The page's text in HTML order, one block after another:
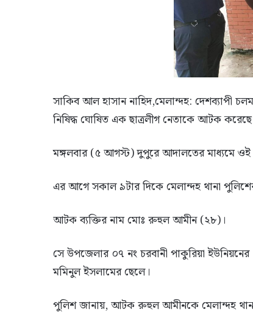
সাকিব আল হাসান নাহিদ,মেলান্দহ: দেশব্যাপী
নিষিদ্ধ ঘোষিত এক ছাত্রলীগ নেতাকে আটক
মঙ্গলবার (৫ আগস্ট) দুপুরে আদালতের মাধ্যমে ওই
এর আগে সকাল ৯টার দিকে মেলান্দহ থানা
আটক ব্যক্তির নাম মোঃ রুহুল আমীন (২৮)।
সে উপজেলার ০৭ নং চরবানী পাকুরিয়া
মমিনুল ইসলামের ছেলে।
পুলিশ জানায়, আটক রুহুল আমীনকে মেলান্দহ